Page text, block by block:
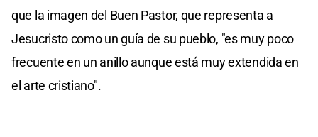
que la imagen del Buen Pastor, que representa a
Jesucristo como un guía de su pueblo, "es muy poco
frecuente en un anillo aunque está muy extendida en
el arte cristiano".